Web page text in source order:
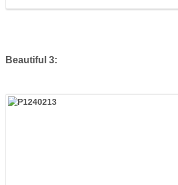
Beautiful 3: